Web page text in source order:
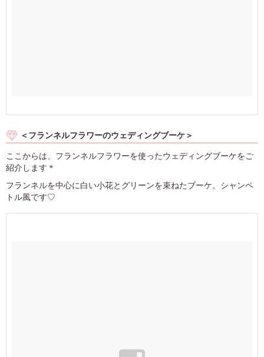
＜フランネルフラワーのウェディングブーケ＞
ここからは、フランネルフラワーを使ったウェディングブーケをご
紹介します＊
フランネルを中心に白い小花とグリーンを束ねたブーケ。シャンペ
トル風です♡